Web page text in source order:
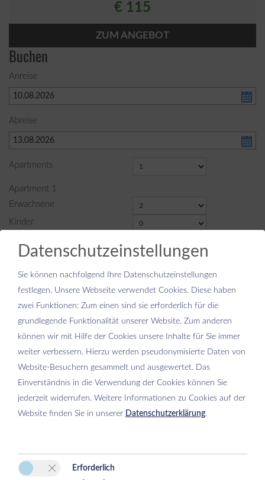
€ 115
ZUM ANGEBOT
Buchen
Anreise
Abreise
Apartments
Apartment 1
Erwachsene
Kinder
Weiter
Bitte aktivieren Sie in den Cookie Einstellungen die Option
"Funktionalität" für die korrekte Map-Darstellung
Cookie Einstellungen
Datenschutzeinstellungen
Sie können nachfolgend Ihre Datenschutzeinstellungen
festlegen. Unsere Webseite verwendet Cookies. Diese haben
zwei Funktionen: Zum einen sind sie erforderlich für die
grundlegende Funktionalität unserer Website. Zum anderen
können wir mit Hilfe der Cookies unsere Inhalte für Sie immer
weiter verbessern. Hierzu werden pseudonymisierte Daten von
Website-Besuchern gesammelt und ausgewertet. Das
Einverständnis in die Verwendung der Cookies können Sie
jederzeit widerrufen. Weitere Informationen zu Cookies auf der
Website finden Sie in unserer Datenschutzerklärung.
Erforderlich